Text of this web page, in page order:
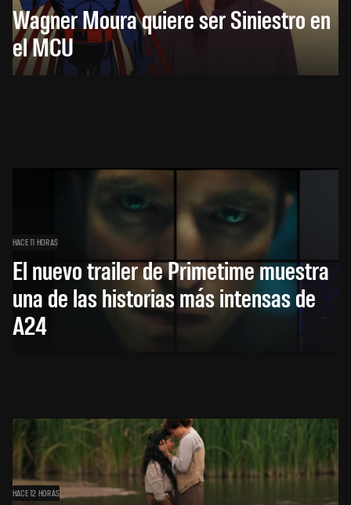
Wagner Moura quiere ser Siniestro en
el MCU
HACE 11 HORAS
El nuevo trailer de Primetime muestra
una de las historias más intensas de
A24
HACE 12 HORAS